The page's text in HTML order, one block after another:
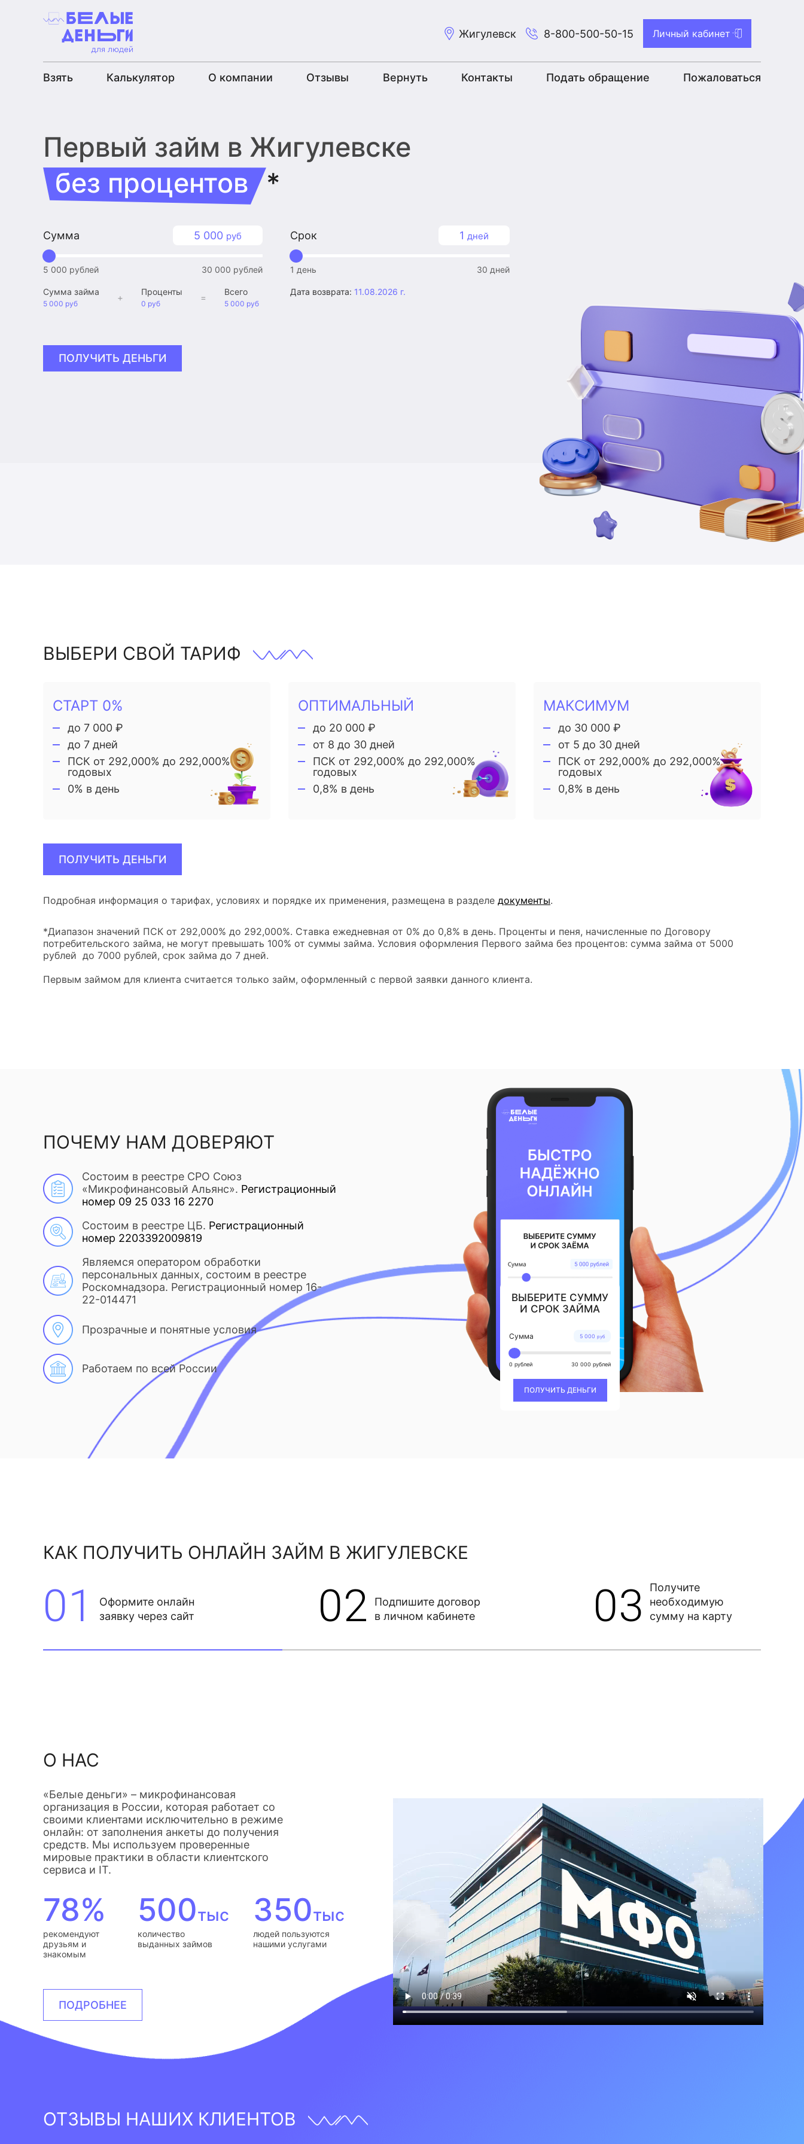
Жигулевск 8-800-500-50-15 Личный кабинет
Взять Калькулятор О компании Отзывы Вернуть Контакты Подать обращение Пожаловаться
Первый займ в Жигулевске
без процентов
*
5 000 руб
Сумма
5 000 рублей 30 000 рублей
1 дней
Срок
1 день 30 дней
Сумма займа
5 000 руб
+
Проценты
0 руб
=
Всего
5 000 руб
Дата возврата: 11.08.2026 г.
ПОЛУЧИТЬ ДЕНЬГИ
ВЫБЕРИ СВОЙ ТАРИФ
СТАРТ 0%
до 7 000 ₽
до 7 дней
ПСК от 292,000% до 292,000%
годовых
0% в день
ОПТИМАЛЬНЫЙ
до 20 000 ₽
от 8 до 30 дней
ПСК от 292,000% до 292,000%
годовых
0,8% в день
МАКСИМУМ
до 30 000 ₽
от 5 до 30 дней
ПСК от 292,000% до 292,000%
годовых
0,8% в день
ПОЛУЧИТЬ ДЕНЬГИ
Подробная информация о тарифах, условиях и порядке их применения, размещена в разделе документы.
*Диапазон значений ПСК от 292,000% до 292,000%. Ставка ежедневная от 0% до 0,8% в день. Проценты и пеня, начисленные по Договору
потребительского займа, не могут превышать 100% от суммы займа. Условия оформления Первого займа без процентов: сумма займа от 5000
рублей до 7000 рублей, срок займа до 7 дней.
Первым займом для клиента считается только займ, оформленный с первой заявки данного клиента.
ПОЧЕМУ НАМ ДОВЕРЯЮТ
Состоим в реестре СРО Союз
«Микрофинансовый Альянс». Регистрационный
номер 09 25 033 16 2270
Состоим в реестре ЦБ. Регистрационный
номер 2203392009819
Являемся оператором обработки
персональных данных, состоим в реестре
Роскомнадзора. Регистрационный номер 16-
22-014471
Прозрачные и понятные условия
Работаем по всей России
ВЫБЕРИТЕ СУММУ
И СРОК ЗАЙМА
5 000 руб
Сумма
0 рублей 30 000 рублей
ПОЛУЧИТЬ ДЕНЬГИ
КАК ПОЛУЧИТЬ ОНЛАЙН ЗАЙМ В ЖИГУЛЕВСКЕ
01
Оформите онлайн
заявку через сайт
02
Подпишите договор
в личном кабинете
03
Получите
необходимую
сумму на карту
О НАС
«Белые деньги» – микрофинансовая
организация в России, которая работает со
своими клиентами исключительно в режиме
онлайн: от заполнения анкеты до получения
средств. Мы используем проверенные
мировые практики в области клиентского
сервиса и IT.
78%
рекомендуют
друзьям и
знакомым
500тыс
количество
выданных займов
350тыс
людей пользуются
нашими услугами
ПОДРОБНЕЕ
ОТЗЫВЫ НАШИХ КЛИЕНТОВ